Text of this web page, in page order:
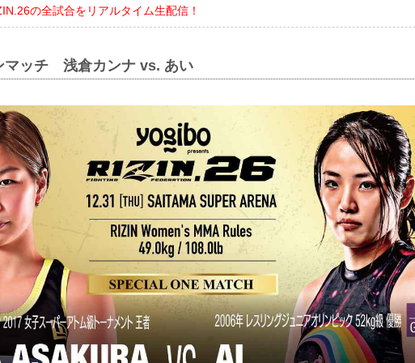
の全試合をリアルタイム生配信！
マッチ 浅倉カンナ vs. あい